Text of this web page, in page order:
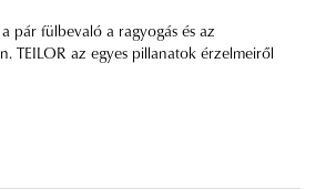
pár fülbevaló a ragyogás és az
TEILOR az egyes pillanatok érzelmeiről